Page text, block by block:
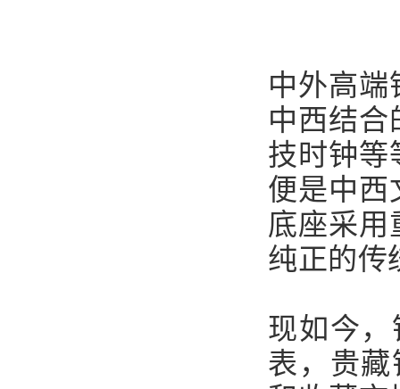
中外高
中西结
技时钟等
便是中西
底座采用
纯正的传
现如今
表，贵